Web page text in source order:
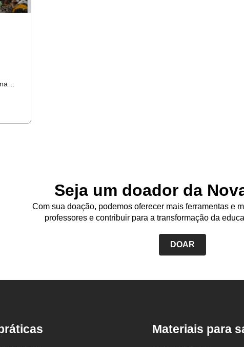
Seja um doador da
Com sua doação, podemos oferecer mais ferramentas e
professores e contribuir para a transformação da
DOAR
Materiais para